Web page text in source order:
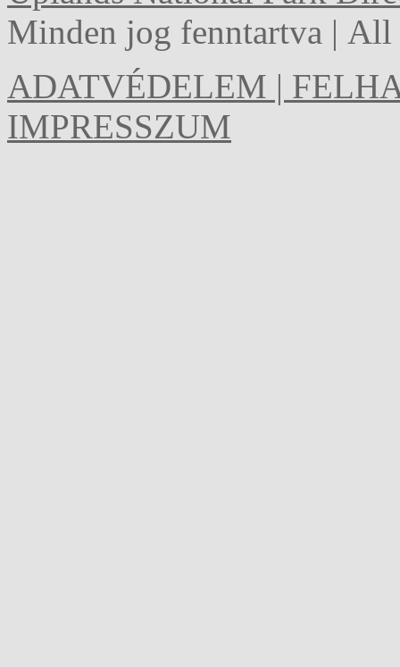
Minden jog fenntartva |
ADATVÉDELEM |
IMPRESSZUM